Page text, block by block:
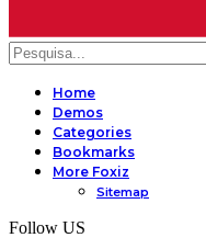
Home
Demos
Categories
Bookmarks
More Foxiz
Sitemap
Follow US